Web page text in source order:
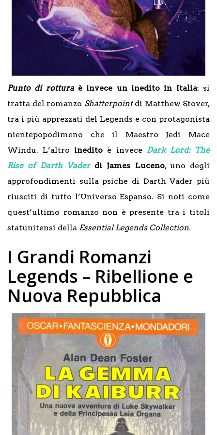
Punto di rotturaè invece un inedito in Italia: si
tratta del romanzo Shatterpointdi Matthew Stover,
tra i più apprezzati del Legends e con protagonista
nientepopodimeno che il Maestro Jedi Mace
Windu. L’altro inedito è invece Dark Lord: The
Rise of Darth Vaderdi James Luceno, uno degli
approfondimenti sulla psiche di Darth Vader più
riusciti di tutto l’Universo Espanso. Si noti come
quest’ultimo romanzo non è presente tra i titoli
statunitensi della Essential Legends Collection.
I Grandi Romanzi
Legends – Ribellione e
Nuova Repubblica